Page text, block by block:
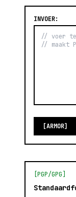
INVOER:
[ARMOR]
[PGP/GPG]